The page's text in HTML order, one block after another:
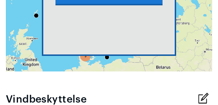
Vindbeskyttelse